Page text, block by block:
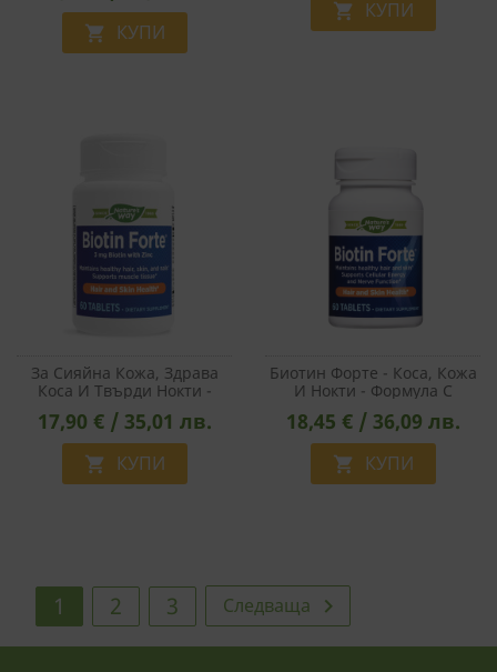
 КУПИ
 КУПИ
За Сияйна Кожа, Здрава
Коса И Твърди Нокти -
Биотин Форте® С Цинк , 60
Таблетки
17,90 € / 35,01 лв.
 КУПИ
Биотин Форте - Коса, Кожа
И Нокти - Формула С
Витамини, 60 Таблетки
18,45 € / 36,09 лв.
 КУПИ
1 2 3 Следваща 
МАРКЕТИНГOВИ